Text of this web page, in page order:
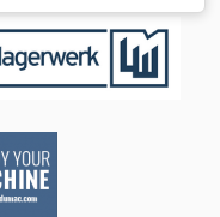
Aei Ed I Nshbea